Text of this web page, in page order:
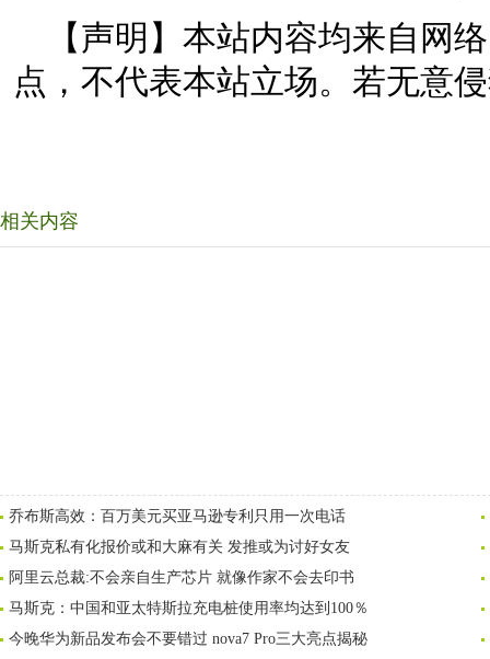
【声明】本站内容均来自网
点，不代表本站立场。若无意
相关内容
乔布斯高效：百万美元买亚马逊专利只用一次电话
马斯克私有化报价或和大麻有关 发推或为讨好女友
阿里云总裁:不会亲自生产芯片 就像作家不会去印书
马斯克：中国和亚太特斯拉充电桩使用率均达到100％
今晚华为新品发布会不要错过 nova7 Pro三大亮点揭秘